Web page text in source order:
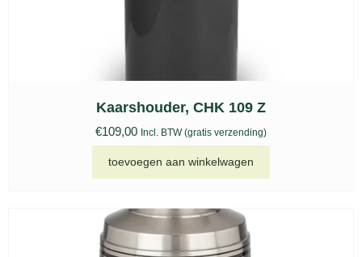
Kaarshouder, CHK 109 Z
€109,00 Incl. BTW (gratis verzending)
toevoegen aan winkelwagen